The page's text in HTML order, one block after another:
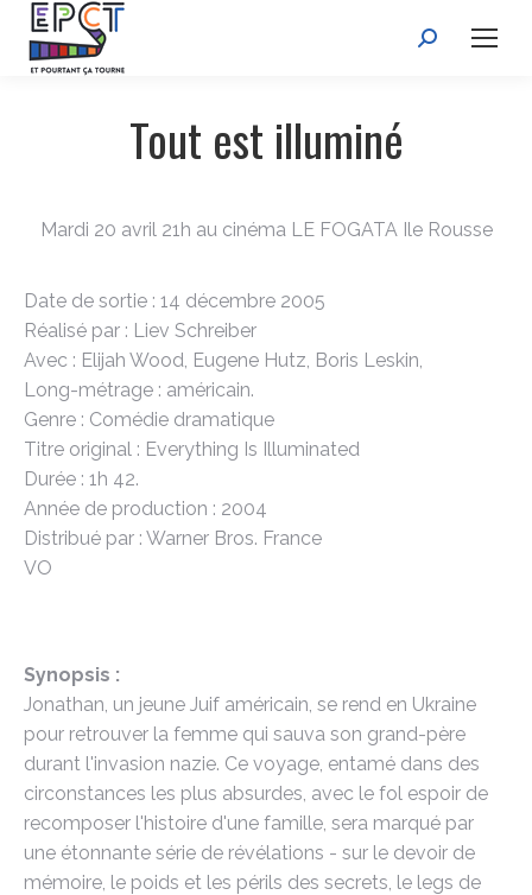
Recherche
Tout est illuminé
Mardi 20 avril 21h au cinéma LE FOGATA Ile Rousse
Date de sortie : 14 décembre 2005
Réalisé par : Liev Schreiber
Avec : Elijah Wood, Eugene Hutz, Boris Leskin,
Long-métrage : américain.
Genre : Comédie dramatique
Titre original : Everything Is Illuminated
Durée : 1h 42.
Année de production : 2004
Distribué par : Warner Bros. France
VO
Synopsis :
Jonathan, un jeune Juif américain, se rend en Ukraine
pour retrouver la femme qui sauva son grand-père
durant l'invasion nazie. Ce voyage, entamé dans des
circonstances les plus absurdes, avec le fol espoir de
recomposer l'histoire d'une famille, sera marqué par
une étonnante série de révélations - sur le devoir de
mémoire, le poids et les périls des secrets, le legs de